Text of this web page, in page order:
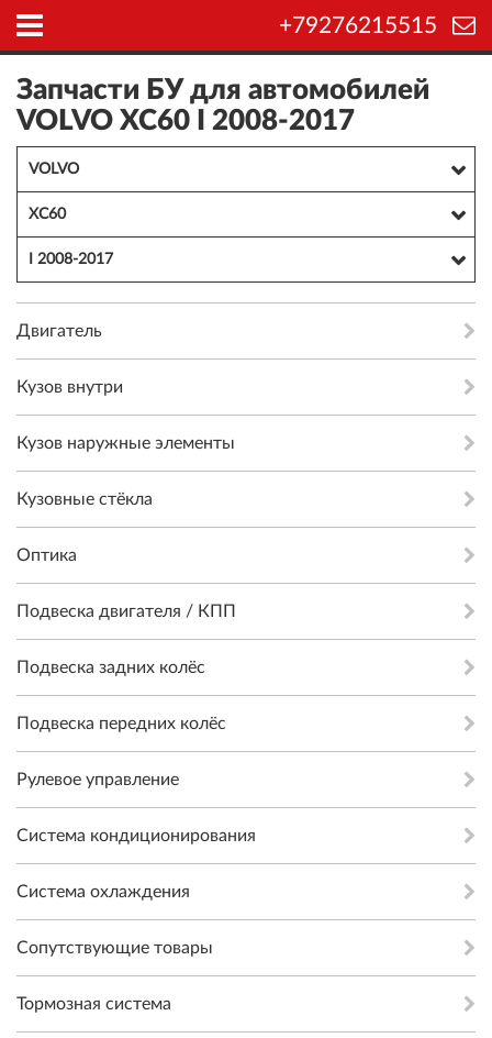
+79276215515
Запчасти БУ для автомобилей
VOLVO XC60 I 2008-2017
VOLVO
XC60
I 2008-2017
Двигатель
Кузов внутри
Кузов наружные элементы
Кузовные стёкла
Оптика
Подвеска двигателя / КПП
Подвеска задних колёс
Подвеска передних колёс
Рулевое управление
Система кондиционирования
Система охлаждения
Сопутствующие товары
Тормозная система